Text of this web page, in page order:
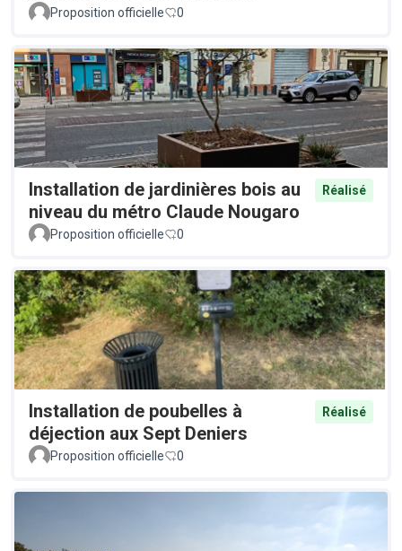
Proposition officielle 0
Installation de jardinières bois au
niveau du métro Claude Nougaro
Réalisé
Proposition officielle 0
Installation de poubelles à
déjection aux Sept Deniers
Réalisé
Proposition officielle 0